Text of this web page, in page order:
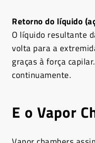
Retorno do líquido
O líquido resultante
volta para a
graças à força
continuamente.
E o Vapor